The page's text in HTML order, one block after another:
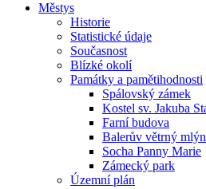
Městys
Historie
Statistické údaje
Současnost
Blízké okolí
Památky a pamětihodnosti
Spálovský zámek
Kostel sv. Jakuba
Farní budova
Balerův větrný
Socha Panny Marie
Zámecký park
Územní plán